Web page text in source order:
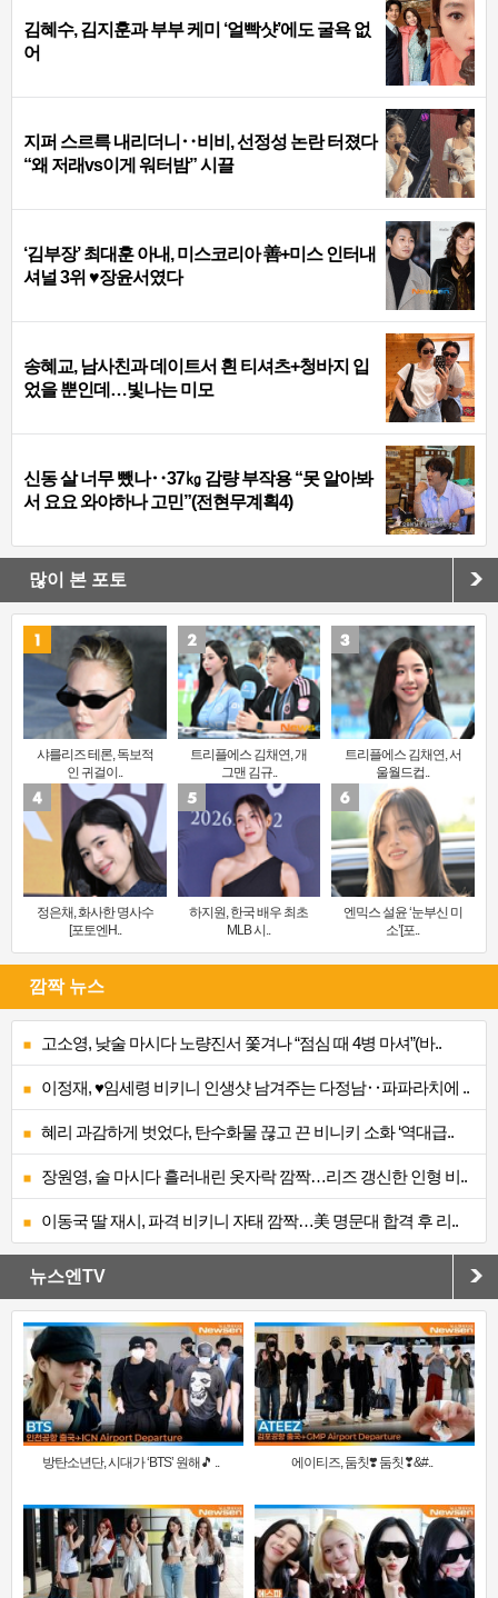
김혜수, 김지훈과 부부 케미 ‘얼빡샷’에도 굴욕 없
어
지퍼 스르륵 내리더니‥비비, 선정성 논란 터졌다
“왜 저래vs이게 워터밤” 시끌
‘김부장’ 최대훈 아내, 미스코리아 善+미스 인터내
셔널 3위 ♥장윤서였다
송혜교, 남사친과 데이트서 흰 티셔츠+청바지 입
었을 뿐인데…빛나는 미모
신동 살 너무 뺐나‥37㎏ 감량 부작용 “못 알아봐
서 요요 와야하나 고민”(전현무계획4)
많이 본 포토
샤를리즈 테론, 독보적
인 귀걸이..
트리플에스 김채연, 개
그맨 김규..
트리플에스 김채연, 서
울월드컵..
정은채, 화사한 명사수
[포토엔H..
하지원, 한국 배우 최초
MLB 시..
엔믹스 설윤 ‘눈부신 미
소’[포..
깜짝 뉴스
고소영, 낮술 마시다 노량진서 쫓겨나 “점심 때 4병 마셔”(바..
이정재, ♥임세령 비키니 인생샷 남겨주는 다정남‥파파라치에 ..
혜리 과감하게 벗었다, 탄수화물 끊고 끈 비니키 소화 ‘역대급..
장원영, 술 마시다 흘러내린 옷자락 깜짝…리즈 갱신한 인형 비..
이동국 딸 재시, 파격 비키니 자태 깜짝…美 명문대 합격 후 리..
뉴스엔TV
방탄소년단, 시대가 ‘BTS’ 원해🎵 .. 에이티즈, 둠칫❣️ 둠칫❣&#..